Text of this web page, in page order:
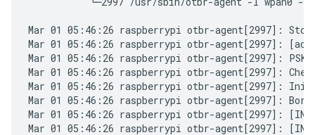
Mar 01 05:46:26 raspberrypi otbr-agent[2997]:
Mar 01 05:46:26 raspberrypi otbr-agent[2997]:
Mar 01 05:46:26 raspberrypi otbr-agent[2997]:
Mar 01 05:46:26 raspberrypi otbr-agent[2997]:
Mar 01 05:46:26 raspberrypi otbr-agent[2997]:
Mar 01 05:46:26 raspberrypi otbr-agent[2997]:
Mar 01 05:46:26 raspberrypi otbr-agent[2997]: